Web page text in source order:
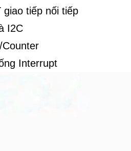
giao tiếp nối tiếp
I2C
Interrupt